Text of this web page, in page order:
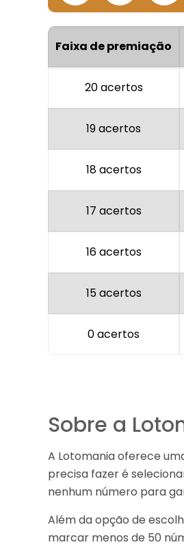
Faixa de premiação
20 acertos
19 acertos
18 acertos
17 acertos
16 acertos
15 acertos
0 acertos
Sobre a
A Lotomania oferece
precisa fazer é
nenhum número para
Além da opção de
marcar menos de 50